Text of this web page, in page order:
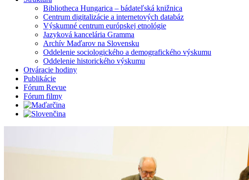
Bibliotheca Hungarica – bádateľská knižnica
Centrum digitalizácie a internetových databáz
Výskumné centrum európskej etnológie
Jazyková kancelária Gramma
Archív Maďarov na Slovensku
Oddelenie sociologického a demografického výskumu
Oddelenie historického výskumu
Otváracie hodiny
Publikácie
Fórum Revue
Fórum filmy